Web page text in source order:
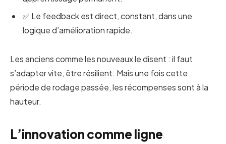
✅ Le feedback est direct, constant, dans une
logique d’amélioration rapide.
Les anciens comme les nouveaux le disent : il faut
s’adapter vite, être résilient. Mais une fois cette
période de rodage passée, les récompenses sont à la
hauteur.
L’innovation comme ligne